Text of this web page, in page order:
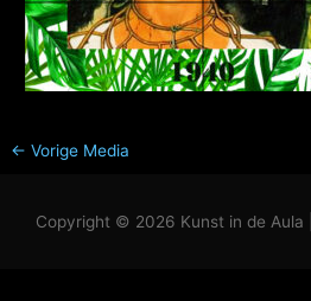
← Vorige Media
Copyright © 2026 Kunst in de Aula